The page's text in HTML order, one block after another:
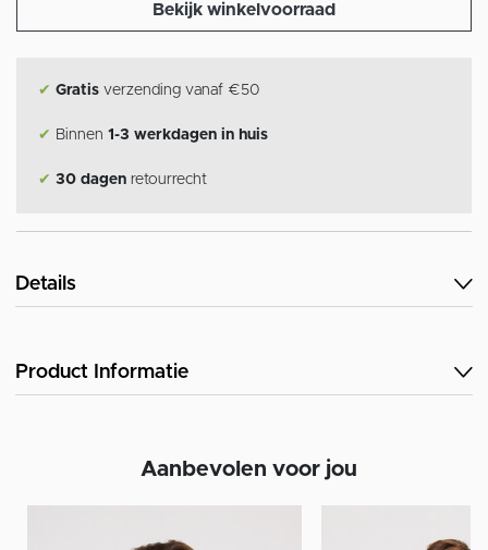
Bekijk winkelvoorraad
✔ Gratis verzending vanaf €50
✔ Binnen 1-3 werkdagen in huis
✔ 30 dagen retourrecht
Details
Product Informatie
Aanbevolen voor jou